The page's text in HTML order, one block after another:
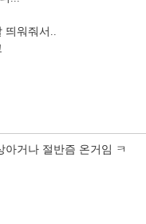
워줘서..
아거나 절반즘 온거임 ㅋ